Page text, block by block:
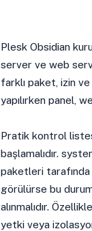
Plesk Obsidian
server ve web
farklı paket, izin
yapılırken panel,
Pratik kontrol
başlamalıdır.
paketleri
görülürse bu
alınmalıdır.
yetki veya